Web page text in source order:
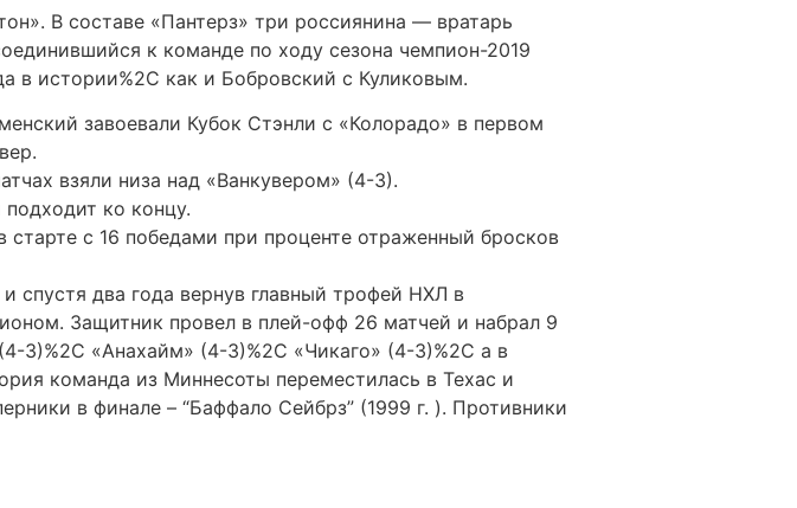
В составе «Пантерз» три россиянина — вратарь
к команде по ходу сезона чемпион-2019
в истории%2C как и Бобровский с Куликовым.
завоевали Кубок Стэнли с «Колорадо» в первом
взяли низа над «Ванкувером» (4-3).
ко концу.
с 16 победами при проценте отраженный бросков
спустя два года вернув главный трофей НХЛ в
Защитник провел в плей-офф 26 матчей и набрал 9
3)%2C «Анахайм» (4-3)%2C «Чикаго» (4-3)%2C а в
команда из Миннесоты переместилась в Техас и
в финале – “Баффало Сейбрз” (1999 г. ). Противники